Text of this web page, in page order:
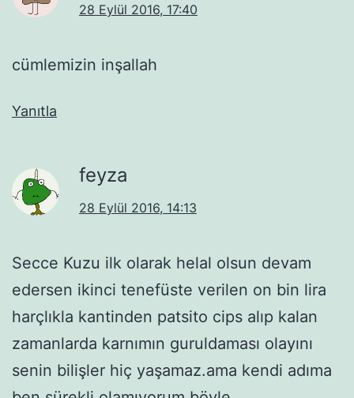
28 Eylül 2016, 17:40
cümlemizin inşallah
Yanıtla
feyza
28 Eylül 2016, 14:13
Secce Kuzu ilk olarak helal olsun devam
edersen ikinci tenefüste verilen on bin lira
harçlıkla kantinden patsito cips alıp kalan
zamanlarda karnımın guruldaması olayını
senin bilişler hiç yaşamaz.ama kendi adıma